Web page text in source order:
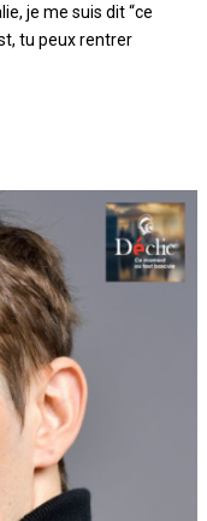
je me suis dit “ce
tu peux rentrer